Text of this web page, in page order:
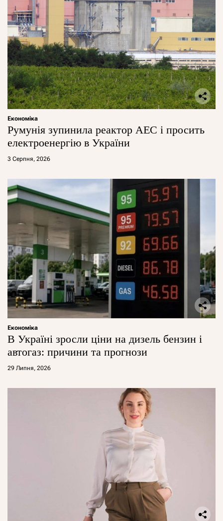
Економіка
Румунія зупинила реактор АЕС і просить
електроенергію в України
3 Серпня, 2026
Економіка
В Україні зросли ціни на дизель бензин і
автогаз: причини та прогнози
29 Липня, 2026